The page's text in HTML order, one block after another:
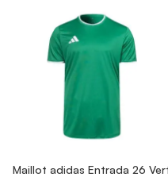
Maillot adidas Entrada 26